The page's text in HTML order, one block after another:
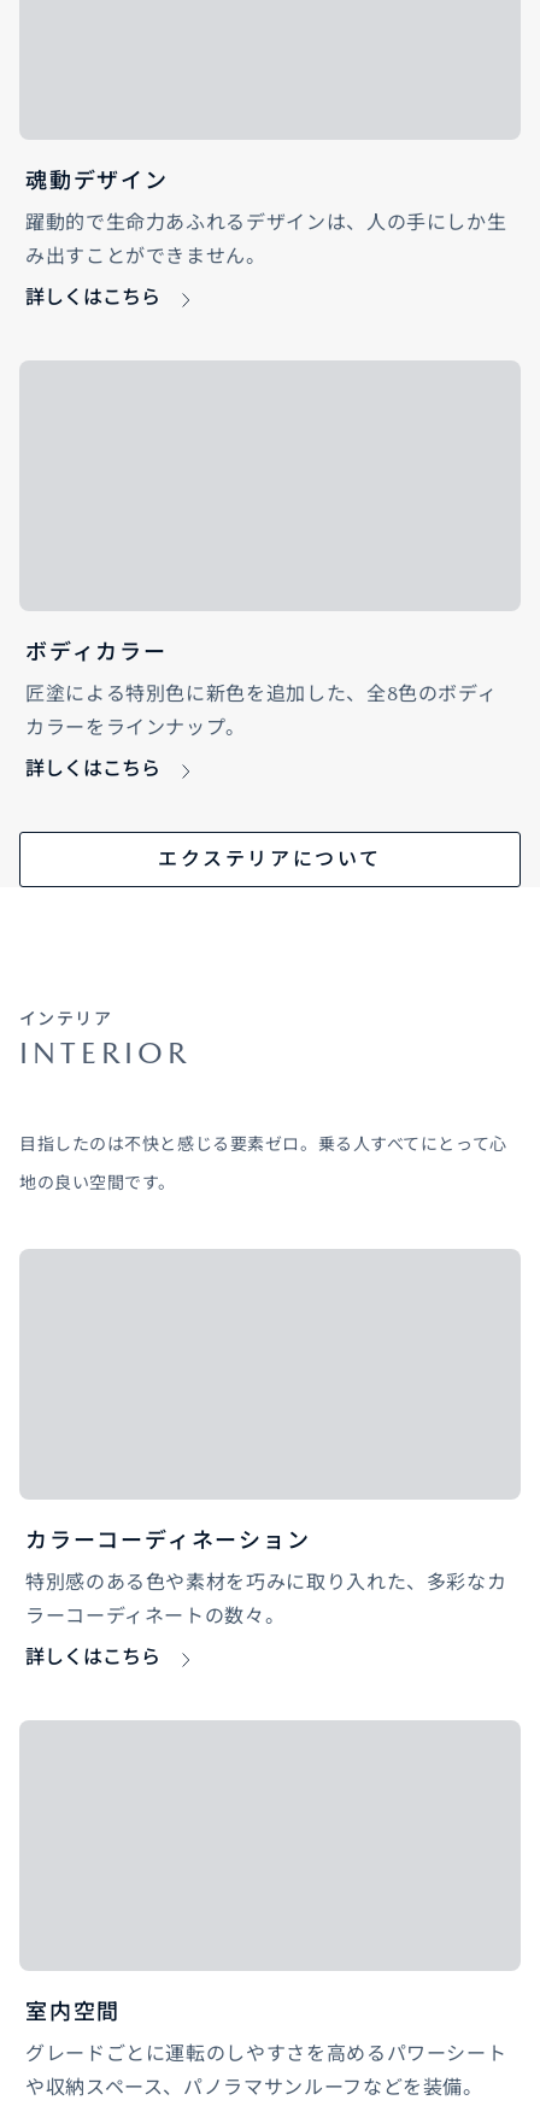
魂動デザイン
躍動的で生命力あふれるデザインは、人の手にしか生
み出すことができません。
詳しくはこちら
ボディカラー
匠塗による特別色に新色を追加した、全8色のボディ
カラーをラインナップ。
詳しくはこちら
エクステリアについて
インテリア
INTERIOR
目指したのは不快と感じる要素ゼロ。乗る人すべてにとって心
地の良い空間です。
カラーコーディネーション
特別感のある色や素材を巧みに取り入れた、多彩なカ
ラーコーディネートの数々。
詳しくはこちら
室内空間
グレードごとに運転のしやすさを高めるパワーシート
や収納スペース、パノラマサンルーフなどを装備。